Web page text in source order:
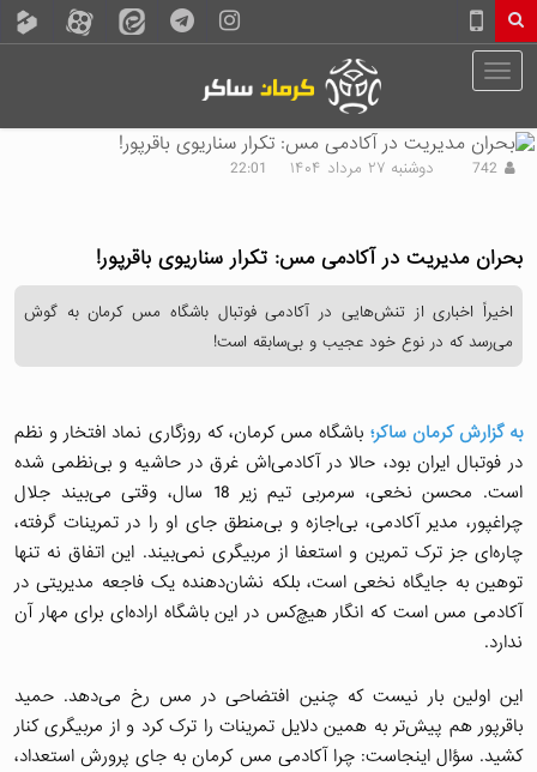
742 دوشنبه ۲۷ مرداد ۱۴۰۴ 22:01
بحران مدیریت در آکادمی مس: تکرار سناریوی باقرپور!
اخیراً اخباری از تنش‌هایی در آکادمی فوتبال باشگاه مس کرمان به گوش
می‌رسد که در نوع خود عجیب و بی‌سابقه است!
به گزارش کرمان ساکر؛ باشگاه مس کرمان، که روزگاری نماد افتخار و نظم
در فوتبال ایران بود، حالا در آکادمی‌اش غرق در حاشیه و بی‌نظمی شده
است. محسن نخعی، سرمربی تیم زیر 18 سال، وقتی می‌بیند جلال
چراغپور، مدیر آکادمی، بی‌اجازه و بی‌منطق جای او را در تمرینات گرفته،
چاره‌ای جز ترک تمرین و استعفا از مربیگری نمی‌بیند. این اتفاق نه تنها
توهین به جایگاه نخعی است، بلکه نشان‌دهنده یک فاجعه مدیریتی در
آکادمی مس است که انگار هیچ‌کس در این باشگاه اراده‌ای برای مهار آن
ندارد.
این اولین بار نیست که چنین افتضاحی در مس رخ می‌دهد. حمید
باقرپور هم پیش‌تر به همین دلایل تمرینات را ترک کرد و از مربیگری کنار
کشید. سؤال اینجاست: چرا آکادمی مس کرمان به جای پرورش استعداد،
مس کرمان
حاشیه
فوتبال پایه
باشگاه مس کرمان